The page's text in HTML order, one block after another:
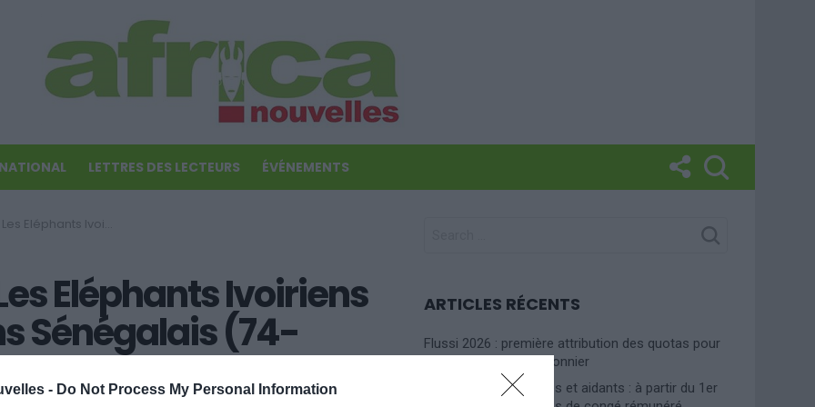
- Do Not Process My Personal Information
LETTRES DES LECTEURS ÉVÉNEMENTS
surclassent les Lions Sénégalais (74-46)!
Eléphants Ivoiriens
Sénégalais (74-
ARTICLES RÉCENTS
Flussi 2026 : première attribution des quotas pour
le travail agricole saisonnier
Travailleurs vulnérables et aidants : à partir du 1er